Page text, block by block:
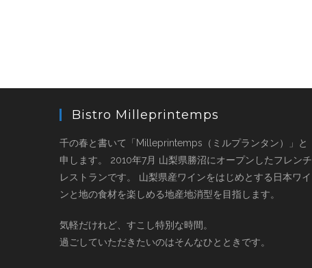
Bistro Milleprintemps
千の春と書いて「Milleprintemps（ミルプランタン）」と
申します。 2010年7月 山梨県勝沼にオープンしたフレンチ
レストランです。 山梨県産ワインをはじめとする日本ワイ
ンと地の食材を楽しめる地産地消型を目指します。
気軽だけれど、すこし特別な時間。
過ごしていただきたいのはそんなひとときです。